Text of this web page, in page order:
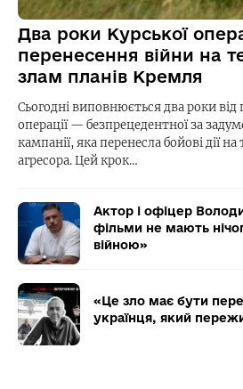
Два роки Курської
перенесення війни на
злам планів Кремля
Сьогодні виповнюється два роки від
операції — безпрецедентної за
кампанії, яка перенесла бойові дії
агресора. Цей крок…
Актор і офіцер
фільми не мають
війною»
«Це зло має бути
українця, який